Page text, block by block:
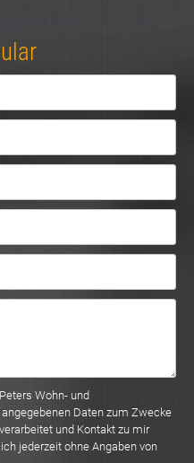
Wohn- und
Daten zum Zwecke
und Kontakt zu mir
jederzeit ohne Angaben von